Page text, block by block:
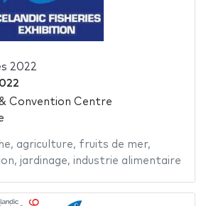
2022
Convention Centre
, agriculture, fruits de mer,
, jardinage, industrie alimentaire